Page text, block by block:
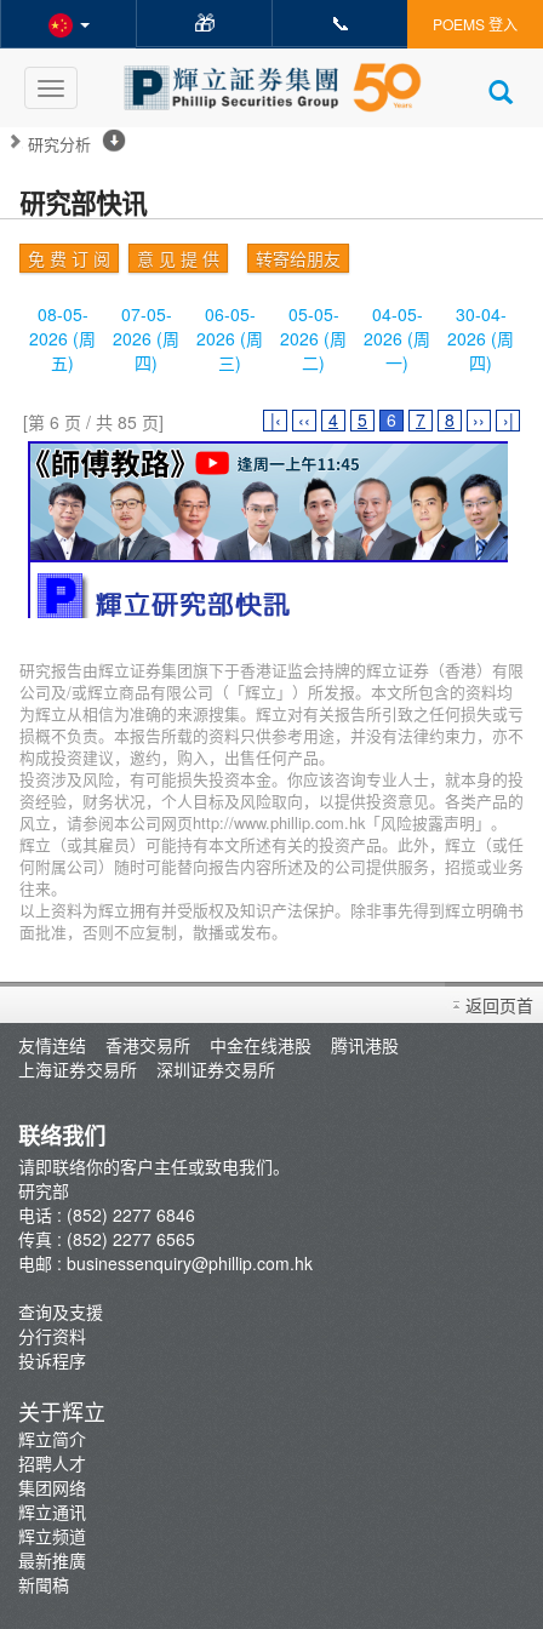
🎁 📞 POEMS 登入
Toggle
navigation
研究分析
研究部快讯
免 费 订 阅 意 见 提 供 转寄给朋友
08-05-
2026 (周
五)
07-05-
2026 (周
四)
06-05-
2026 (周
三)
05-05-
2026 (周
二)
04-05-
2026 (周
一)
30-04-
2026 (周
四)
[第 6 页 / 共 85 页] |‹ ‹‹ 4 5 6 7 8 ›› ›|
研究报告由辉立证券集团旗下于香港证监会持牌的辉立证券（香港）有限
公司及/或辉立商品有限公司（「辉立」）所发报。本文所包含的资料均
为辉立从相信为准确的来源搜集。辉立对有关报告所引致之任何损失或亏
损概不负责。本报告所载的资料只供参考用途，并没有法律约束力，亦不
构成投资建议，邀约，购入，出售任何产品。
投资涉及风险，有可能损失投资本金。你应该咨询专业人士，就本身的投
资经验，财务状况，个人目标及风险取向，以提供投资意见。各类产品的
风立，请参阅本公司网页http://www.phillip.com.hk「风险披露声明」。
辉立（或其雇员）可能持有本文所述有关的投资产品。此外，辉立（或任
何附属公司）随时可能替向报告内容所述及的公司提供服务，招揽或业务
往来。
以上资料为辉立拥有并受版权及知识产法保护。除非事先得到辉立明确书
面批准，否则不应复制，散播或发布。
返回页首
友情连结
香港交易所 中金在线港股
腾讯港股
上海证券交易所
深圳证券交易所
联络我们
请即联络你的客户主任或致电我们。
研究部
电话 : (852) 2277 6846
传真 : (852) 2277 6565
电邮 : businessenquiry@phillip.com.hk
查询及支援
分行资料
投诉程序
关于辉立
辉立简介
招聘人才
集团网络
辉立通讯
辉立频道
最新推廣
新聞稿